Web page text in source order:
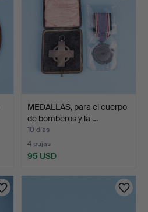
MEDALLAS, para el cuerpo
de bomberos y la …
10 días
4 pujas
95 USD